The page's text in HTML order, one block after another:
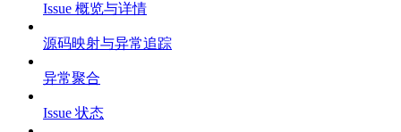
Issue 概览与详情
源码映射与异常追踪
异常聚合
Issue 状态